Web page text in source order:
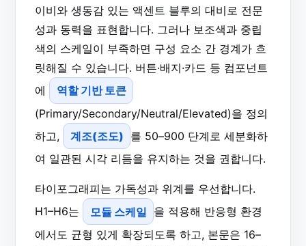
이비와 생동감 있는 액센트 블루의 대비로 전문
성과 동력을 표현합니다. 그러나 보조색과 중립
색의 스케일이 부족하면 구성 요소 간 경계가 흐
릿해질 수 있습니다. 버튼·배지·카드 등 컴포넌트
에
역할 기반 토큰
(Primary/Secondary/Neutral/Elevated)을 정의
하고,
계조(조도) 를 50–900 단계로 세분화하
여 일관된 시각 리듬을 유지하는 것을 권합니다.
타이포그래피는 가독성과 위계를 우선합니다.
H1–H6는
모듈 스케일 을 적용해 반응형 환경
에서도 균형 있게 확장되도록 하고, 본문은 16–